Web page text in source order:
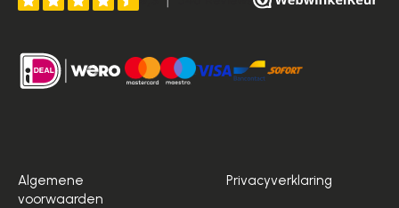
Algemene
voorwaarden
Privacyverklaring